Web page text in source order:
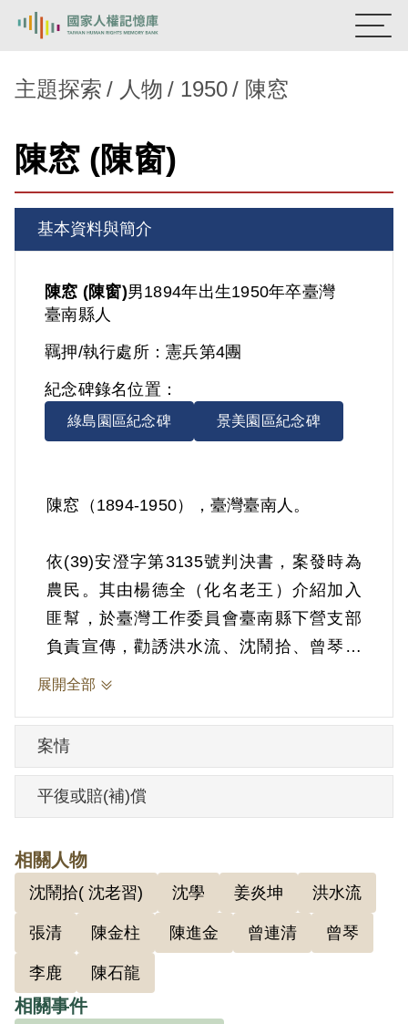
新生訓導處
蛋殼畫
主題探索
背景知識
關於我們
主題探索 人物 1950 陳窓
陳窓 (陳窗)
基本資料與簡介
陳窓 (陳窗)男1894年出生1950年卒臺灣
臺南縣人
羈押/執行處所：憲兵第4團
紀念碑錄名位置：
綠島園區紀念碑 景美園區紀念碑
陳窓（1894-1950），臺灣臺南人。
依(39)安澄字第3135號判決書，案發時為
農民。其由楊德全（化名老王）介紹加入
匪幫，於臺灣工作委員會臺南縣下營支部
負責宣傳，勸誘洪水流、沈鬧拾、曾琴、
朱鍬、陳清涼、張清、陳進金、曾連清、
叛亂條例》第2條第1項「共同意圖以非法
之方法變更國憲顛覆政府而著手實行」判
處死刑，財產除酌留其家屬必需生活費外
其家屬於1999年7月向補償基金會提出申
請，2000年12月經第1屆第10次臨時董事
會審核通過予以補償。補償理由為原判決
認定其共同意圖以非法之方法顛覆政府而
著手實行，係以其之自白及同案被告洪水
展開全部
案情
平復或賠(補)償
相關人物
沈鬧拾( 沈老習) 沈學 姜炎坤 洪水流
張清 陳金柱 陳進金 曾連清 曾琴
李鹿 陳石龍
相關事件